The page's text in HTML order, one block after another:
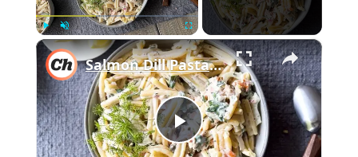
Play Unmute Fullscreen ×
Play
Salmon Dill Pasta Salad Recipe